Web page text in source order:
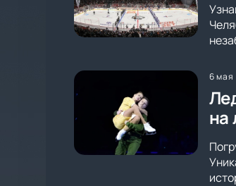
6 мая
на